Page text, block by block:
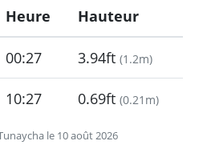
le 10 août 2026
Heure Hauteur
00:27 3.94ft (1.2m)
10:27 0.69ft (0.21m)